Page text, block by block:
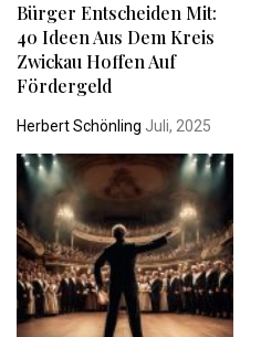
Bürger Entscheiden Mit:
40 Ideen Aus Dem Kreis
Zwickau Hoffen Auf
Fördergeld
Herbert Schönling Juli, 2025